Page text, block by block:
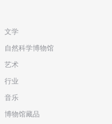
文学
自然科学博物馆
艺术
行业
音乐
博物馆藏品